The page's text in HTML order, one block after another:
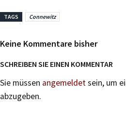
TAGS Connewitz
Keine Kommentare bisher
SCHREIBEN SIE EINEN KOMMENTAR
Sie müssen angemeldetsein, um
abzugeben.